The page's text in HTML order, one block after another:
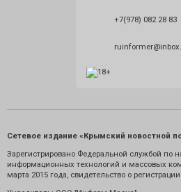
+7(978) 082 28 83
Сетевое издание «Крымский новостной
Зарегистрировано Федеральной службой по
информационных технологий и массовых
марта 2015 года, свидетельство о